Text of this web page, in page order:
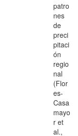
patro
nes
de
preci
pitaci
ón
regio
nal
(Flor
es-
Casa
mayo
r et
al.,